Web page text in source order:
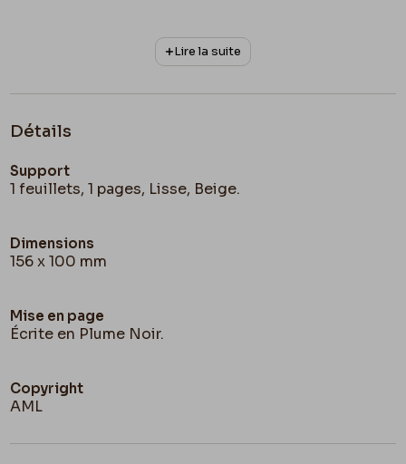
Lire la suite
Détails
Support
1 feuillets, 1 pages, Lisse, Beige.
Dimensions
156 x 100 mm
Mise en page
Écrite en Plume Noir.
Copyright
AML